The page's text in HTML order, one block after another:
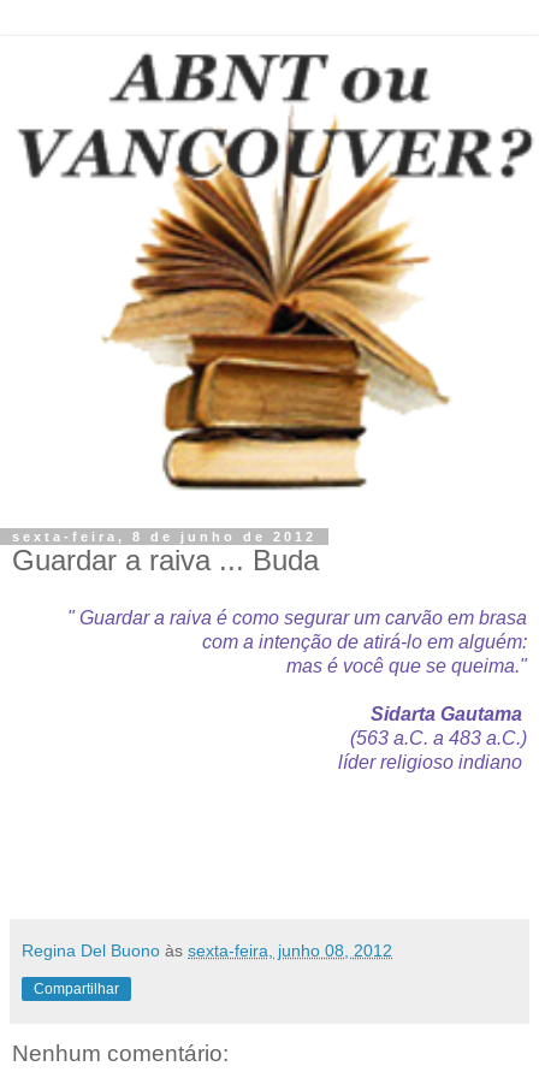
sexta-feira, 8 de junho de 2012
Guardar a raiva ... Buda
" Guardar a raiva é como segurar um carvão em brasa
com a intenção de atirá-lo em alguém:
mas é você que se queima."
Sidarta Gautama
(563 a.C. a 483 a.C.)
líder religioso indiano
Regina Del Buono às sexta-feira, junho 08, 2012
Compartilhar
Nenhum comentário: